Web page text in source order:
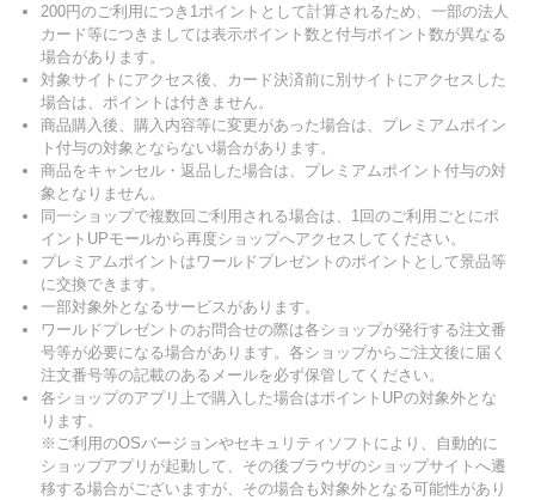
200円のご利用につき1ポイントとして計算されるため、一部の法人
カード等につきましては表示ポイント数と付与ポイント数が異なる
場合があります。
対象サイトにアクセス後、カード決済前に別サイトにアクセスした
場合は、ポイントは付きません。
商品購入後、購入内容等に変更があった場合は、プレミアムポイン
ト付与の対象とならない場合があります。
商品をキャンセル・返品した場合は、プレミアムポイント付与の対
象となりません。
同一ショップで複数回ご利用される場合は、1回のご利用ごとにポ
イントUPモールから再度ショップへアクセスしてください。
プレミアムポイントはワールドプレゼントのポイントとして景品等
に交換できます。
一部対象外となるサービスがあります。
ワールドプレゼントのお問合せの際は各ショップが発行する注文番
号等が必要になる場合があります。各ショップからご注文後に届く
注文番号等の記載のあるメールを必ず保管してください。
各ショップのアプリ上で購入した場合はポイントUPの対象外とな
ります。
※ご利用のOSバージョンやセキュリティソフトにより、自動的に
ショップアプリが起動して、その後ブラウザのショップサイトへ遷
移する場合がございますが、その場合も対象外となる可能性があり